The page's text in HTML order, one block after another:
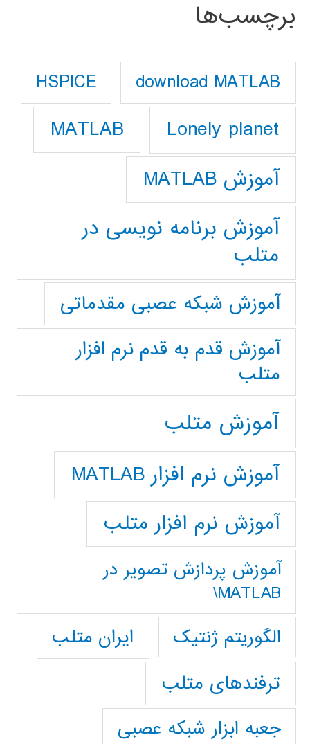
برچسب‌ها
download MATLAB
HSPICE
Lonely planet
MATLAB
آموزش MATLAB
آموزش برنامه نویسی در
متلب
آموزش شبکه عصبی مقدماتی
آموزش قدم به قدم نرم افزار
متلب
آموزش متلب
آموزش نرم افزار MATLAB
آموزش نرم افزار متلب
آموزش پردازش تصوير در
MATLAB\
الگوریتم ژنتیک
ایران متلب
ترفندهای متلب
جعبه ابزار شبکه عصبی